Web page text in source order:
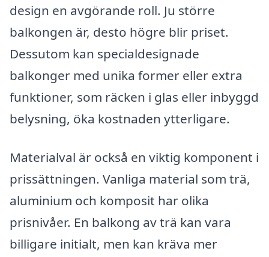
design en avgörande roll. Ju större
balkongen är, desto högre blir priset.
Dessutom kan specialdesignade
balkonger med unika former eller extra
funktioner, som räcken i glas eller inbyggd
belysning, öka kostnaden ytterligare.
Materialval är också en viktig komponent i
prissättningen. Vanliga material som trä,
aluminium och komposit har olika
prisnivåer. En balkong av trä kan vara
billigare initialt, men kan kräva mer